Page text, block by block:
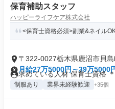
保育補助スタッフ
ハッピーライフケア株式会社
<保育士資格必須>副業&ネイル
〒322-0027栃木県鹿沼市貝
月給27万5000円～39万5000
求めている人材 保育士資格
制服あり 業界未経験歓迎 +35個